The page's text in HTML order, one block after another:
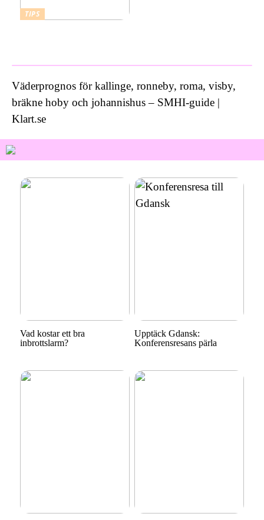
TIPS
Väderprognos för kallinge, ronneby, roma, visby,
bräkne hoby och johannishus – SMHI-guide |
Klart.se
Vad kostar ett bra
inbrottslarm?
Upptäck Gdansk:
Konferensresans pärla